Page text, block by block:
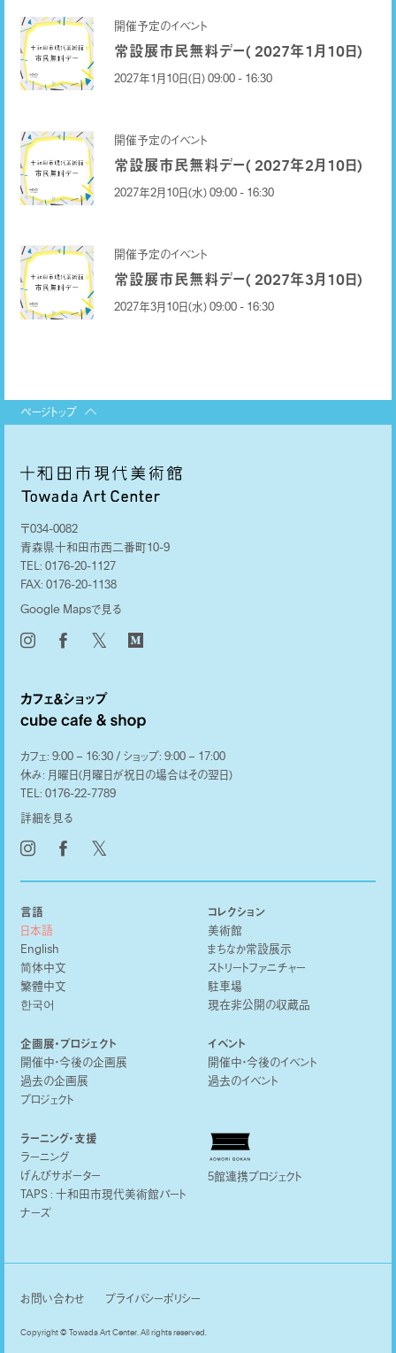
開催予定のイベント
常設展市民無料デー( 2027年1月10日)
2027年1月10日(日) 09:00 - 16:30
開催予定のイベント
常設展市民無料デー( 2027年2月10日)
2027年2月10日(水) 09:00 - 16:30
開催予定のイベント
常設展市民無料デー( 2027年3月10日)
2027年3月10日(水) 09:00 - 16:30
ページトップ
〒034-0082
青森県十和田市西二番町10-9
TEL: 0176-20-1127
FAX: 0176-20-1138
Google Mapsで見る
𝕏
カフェ: 9:00 – 16:30 / ショップ: 9:00 – 17:00
休み: 月曜日(月曜日が祝日の場合はその翌日)
TEL: 0176-22-7789
詳細を見る
𝕏
言語
日本語
English
简体中文
繁體中文
한국어
コレクション
美術館
まちなか常設展示
ストリートファニチャー
駐車場
現在非公開の収蔵品
企画展・プロジェクト
開催中・今後の企画展
過去の企画展
プロジェクト
イベント
開催中・今後のイベント
過去のイベント
ラーニング・支援
ラーニング
げんびサポーター
TAPS : 十和田市現代美術館パート
ナーズ
5館連携プロジェクト
お問い合わせ プライバシーポリシー
Copyright © Towada Art Center. All rights reserved.